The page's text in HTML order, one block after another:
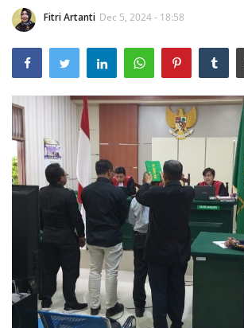
TO.CHANEL
Fitri Artanti Dec 5, 2024 - 18:58